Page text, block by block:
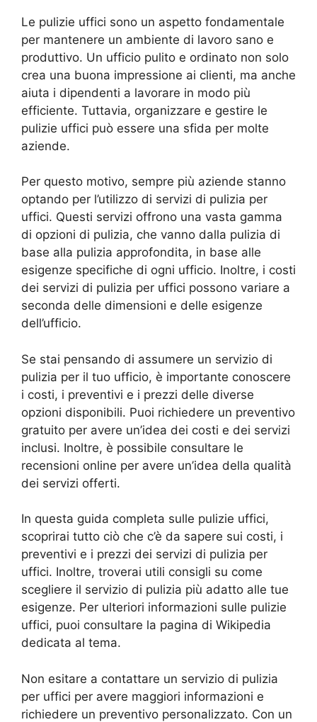
Le pulizie uffici sono un aspetto fondamentale
per mantenere un ambiente di lavoro sano e
produttivo. Un ufficio pulito e ordinato non solo
crea una buona impressione ai clienti, ma anche
aiuta i dipendenti a lavorare in modo più
efficiente. Tuttavia, organizzare e gestire le
pulizie uffici può essere una sfida per molte
aziende.
Per questo motivo, sempre più aziende stanno
optando per l’utilizzo di servizi di pulizia per
uffici. Questi servizi offrono una vasta gamma
di opzioni di pulizia, che vanno dalla pulizia di
base alla pulizia approfondita, in base alle
esigenze specifiche di ogni ufficio. Inoltre, i costi
dei servizi di pulizia per uffici possono variare a
seconda delle dimensioni e delle esigenze
dell’ufficio.
Se stai pensando di assumere un servizio di
pulizia per il tuo ufficio, è importante conoscere
i costi, i preventivi e i prezzi delle diverse
opzioni disponibili. Puoi richiedere un preventivo
gratuito per avere un’idea dei costi e dei servizi
inclusi. Inoltre, è possibile consultare le
recensioni online per avere un’idea della qualità
dei servizi offerti.
In questa guida completa sulle pulizie uffici,
scoprirai tutto ciò che c’è da sapere sui costi, i
preventivi e i prezzi dei servizi di pulizia per
uffici. Inoltre, troverai utili consigli su come
scegliere il servizio di pulizia più adatto alle tue
esigenze. Per ulteriori informazioni sulle pulizie
uffici, puoi consultare la pagina di Wikipedia
dedicata al tema.
Non esitare a contattare un servizio di pulizia
per uffici per avere maggiori informazioni e
richiedere un preventivo personalizzato. Con un